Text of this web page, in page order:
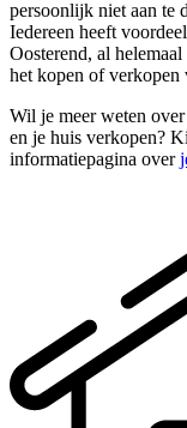
persoonlijk niet aan te
Iedereen heeft
Oosterend, al
het kopen of verkopen
Wil je meer weten
en je huis verkopen?
informatiepagina over